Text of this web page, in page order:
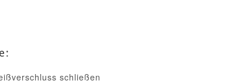
schließen